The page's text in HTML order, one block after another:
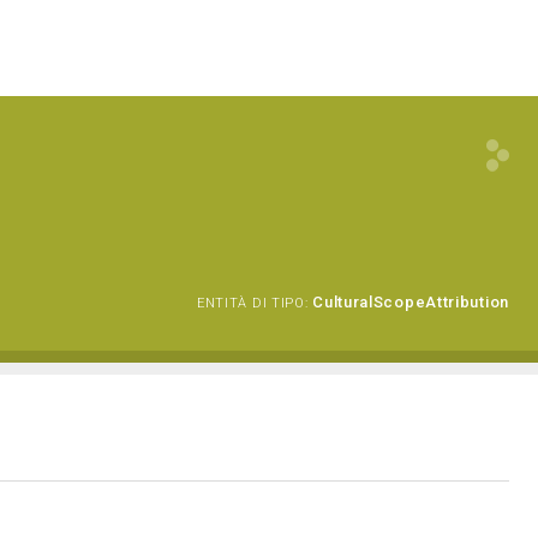
ENTITÀ DI TIPO: CulturalScopeAttribution